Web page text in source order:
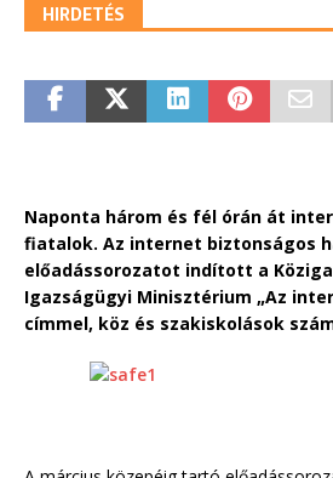
HIRDETÉS
Naponta három és fél órán át
fiatalok. Az internet biztonságos
előadássorozatot indított a
Igazságügyi Minisztérium „Az
címmel, köz és szakiskolások